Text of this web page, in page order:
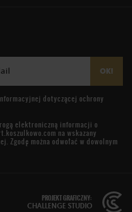
OK!
dotyczącej ochrony
elektroniczną informacji o
na wskazany
Zgodę można odwołać w dowolnym
PROJEKT GRAFICZNY:
CHALLENGE STUDIO